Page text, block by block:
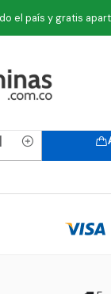
el país y gratis
de Calcio